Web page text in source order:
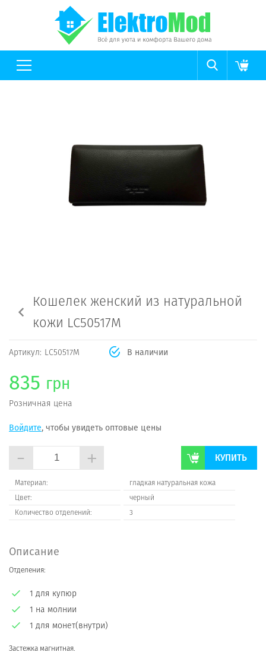
Кошелек женский из натуральной
кожи LC50517M
Артикул: LC50517M В наличии
835 грн
Розничная цена
Войдите, чтобы увидеть оптовые цены
- + КУПИТЬ
Материал:
гладкая натуральная кожа
Цвет:
черный
Количество отделений:
3
Описание
Отделения:
1 для купюр
1 на молнии
1 для монет(внутри)
Застежка магнитная.